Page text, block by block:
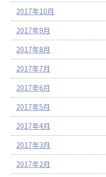
2017年10月
2017年9月
2017年8月
2017年7月
2017年6月
2017年5月
2017年4月
2017年3月
2017年2月